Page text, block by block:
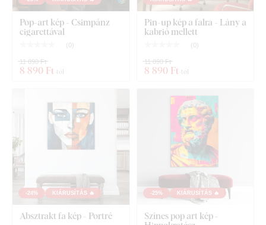
Áttekinthető szerelési útmutató
Pop-art kép - Csimpánz
cigarettával
( 0)
8 890 Ft -tól
11 890 Ft
Pin-up kép a falra - Lány a
kabrió mellett
( 0)
8 890 Ft -tól
11 890 Ft
-24% KIÁRUSÍTÁS 🔥
Absztrakt fa kép - Portré
-25% KIÁRUSÍTÁS 🔥
Színes pop art kép -